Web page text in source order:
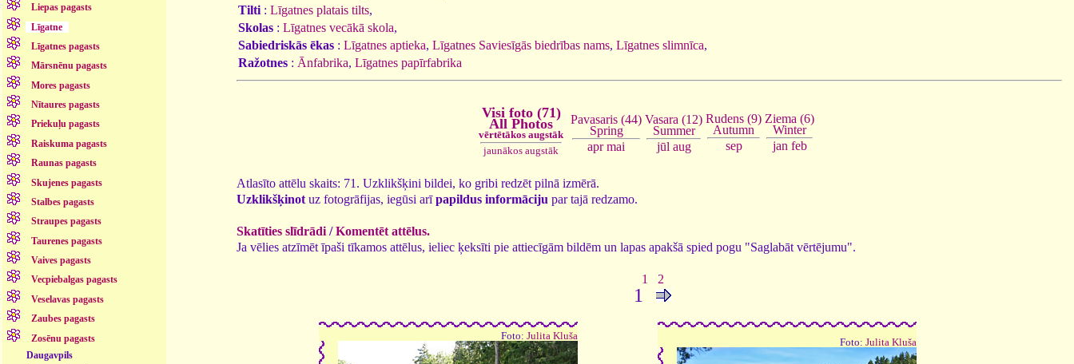
Liepas pagasts
Līgatne
Līgatnes pagasts
Mārsnēnu pagasts
Mores pagasts
Nītaures pagasts
Priekuļu pagasts
Raiskuma pagasts
Raunas pagasts
Skujenes pagasts
Stalbes pagasts
Straupes pagasts
Taurenes pagasts
Vaives pagasts
Vecpiebalgas pagasts
Veselavas pagasts
Zaubes pagasts
Zosēnu pagasts
Daugavpils
Tilti : Līgatnes platais tilts,
Skolas : Līgatnes vecākā skola,
Sabiedriskās ēkas : Līgatnes aptieka, Līgatnes Saviesīgās biedrības nams, Līgatnes slimnīca,
Ražotnes : Ānfabrika, Līgatnes papīrfabrika
Visi foto (71)
All Photos
vērtētākos augstāk
jaunākos augstāk
Pavasaris (44)
Spring
apr mai
Vasara (12)
Summer
jūl aug
Rudens (9)
Autumn
sep
Ziema (6)
Winter
jan feb
Atlasīto attēlu skaits: 71. Uzklikšķini bildei, ko gribi redzēt pilnā izmērā.
Uzklikšķinot uz fotogrāfijas, iegūsi arīpapildus informāciju par tajā redzamo.
Skatīties slīdrādi /Komentēt attēlus.
Ja vēlies atzīmēt īpaši tīkamos attēlus, ieliec ķeksīti pie attiecīgām bildēm un lapas apakšā spied pogu "Saglabāt vērtējumu".
1 2
1
Foto: Julita Kluša
Foto: Julita Kluša